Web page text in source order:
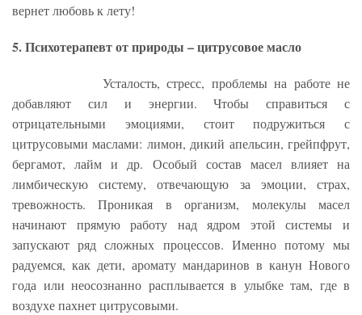
вернет любовь к лету!
5. Психотерапевт от природы – цитрусовое масло
Усталость, стресс, проблемы на работе не
добавляют сил и энергии. Чтобы справиться с
отрицательными эмоциями, стоит подружиться с
цитрусовыми маслами: лимон, дикий апельсин, грейпфрут,
бергамот, лайм и др. Особый состав масел влияет на
лимбическую систему, отвечающую за эмоции, страх,
тревожность. Проникая в организм, молекулы масел
начинают прямую работу над ядром этой системы и
запускают ряд сложных процессов. Именно потому мы
радуемся, как дети, аромату мандаринов в канун Нового
года или неосознанно расплывается в улыбке там, где в
воздухе пахнет цитрусовыми.